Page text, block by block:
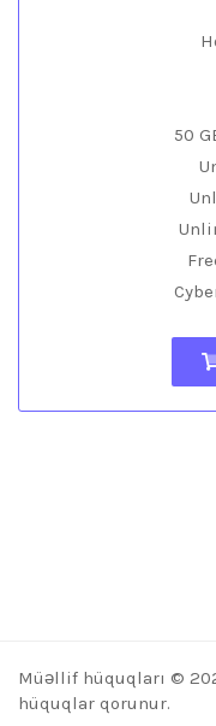
50
Müəllif hüquqları ©
hüquqlar qorunur.